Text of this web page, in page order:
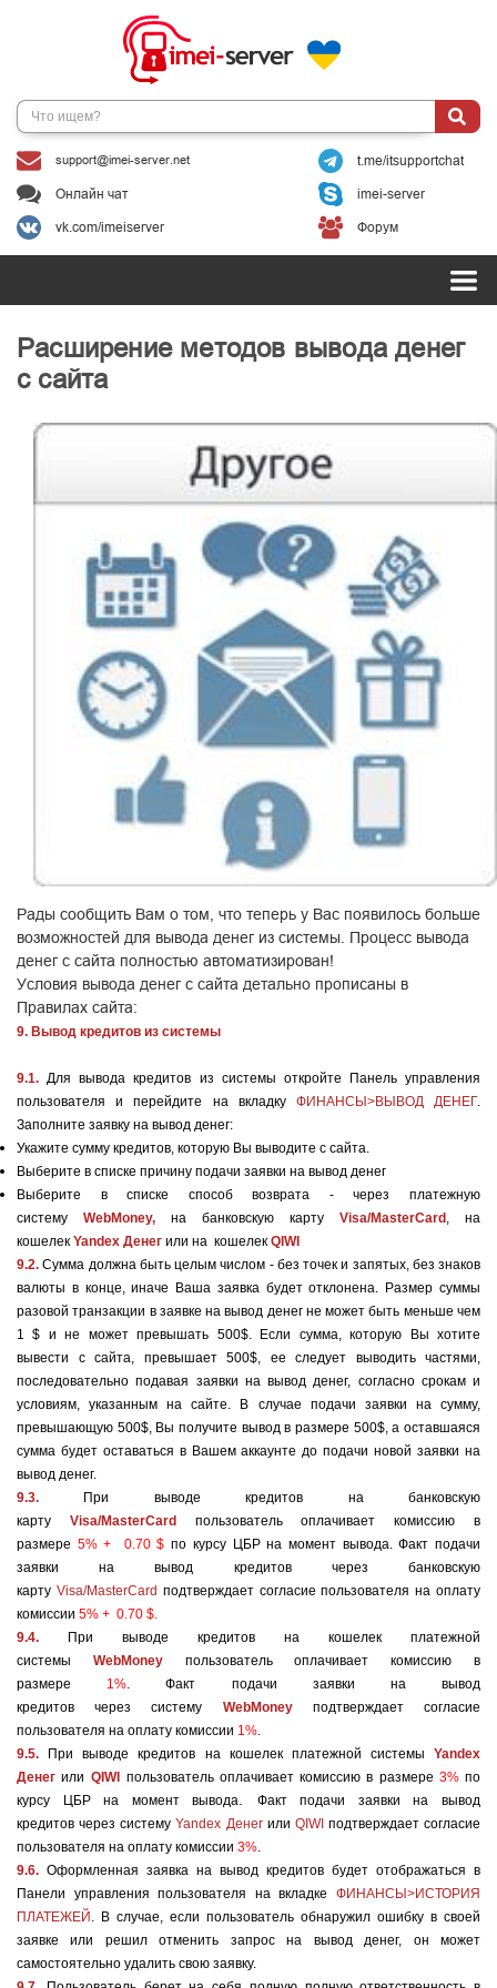
support@imei-server.net t.me/itsupportchat
Онлайн чат imei-server
vk.com/imeiserver Форум
Расширение методов вывода денег
с сайта
Рады сообщить Вам о том, что теперь у Вас появилось больше
возможностей для вывода денег из системы. Процесс вывода
денег с сайта полностью автоматизирован!
Условия вывода денег с сайта детально прописаны в
Правилах сайта:
9. Вывод кредитов из системы
9.1. Для вывода кредитов из системы откройте Панель управления
пользователя и перейдите на вкладку ФИНАНСЫ>ВЫВОД ДЕНЕГ.
Заполните заявку на вывод денег:
Укажите сумму кредитов, которую Вы выводите с сайта.
Выберите в списке причину подачи заявки на вывод денег
Выберите в списке способ возврата - через платежную
систему WebMoney, на банковскую карту Visa/MasterCard , на
кошелек Yandex Денег или на кошелек QIWI
9.2.Сумма должна быть целым числом - без точек и запятых, без знаков
валюты в конце, иначе Ваша заявка будет отклонена. Размер суммы
разовой транзакции в заявке на вывод денег не может быть меньше чем
1 $ и не может превышать 500$.
Если сумма, которую Вы хотите
вывести с сайта, превышает 500$, ее следует выводить частями,
последовательно подавая заявки на вывод денег, согласно срокам и
условиям, указанным на сайте. В случае подачи заявки на сумму,
превышающую 500$, Вы получите вывод в размере 500$, а оставшаяся
сумма будет оставаться в Вашем аккаунте до подачи новой заявки на
вывод денег.
9.3.
При выводе кредитов на банковскую
карту
Visa/MasterCard
пользователь оплачивает комиссию в
размере 5% + 0.70 $по курсу ЦБР на момент вывода. Факт подачи
заявки на вывод кредитов через банковскую
карту Visa/MasterCard подтверждает согласие пользователя на оплату
комиссии 5% + 0.70 $.
9.4.
При выводе кредитов на кошелек платежной
системы WebMoney пользователь оплачивает комиссию в
размере 1%.
Факт подачи заявки на вывод
кредитов через систему WebMoney
подтверждает согласие
пользователя на оплату комиссии 1%.
9.5.
При выводе кредитов на кошелек платежной системы Yandex
Денегили QIWI пользователь оплачивает комиссию в размере 3%по
курсу ЦБР на момент вывода
Факт подачи заявки на вывод
кредитов через системуYandex Денег или QIWI подтверждает согласие
пользователя на оплату комиссии 3%.
9.6. Оформленная заявка на вывод кредитов будет отображаться в
Панели управления пользователя на вкладке ФИНАНСЫ>ИСТОРИЯ
ПЛАТЕЖЕЙ . В случае, если пользователь обнаружил ошибку в своей
заявке или решил отменить запрос на вывод денег, он может
самостоятельно удалить свою заявку.